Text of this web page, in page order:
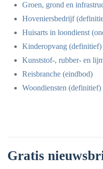
Groen, grond en
Hoveniersbedrijf
Huisarts in loondienst
Kinderopvang (definitief)
Kunststof-, rubber- en
Reisbranche (eindbod)
Woondiensten (definitief)
Gratis